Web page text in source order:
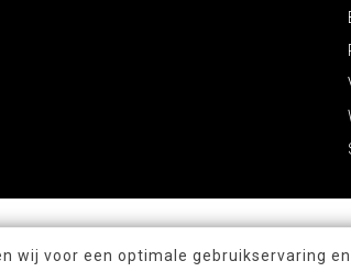
wij voor een optimale gebruikservaring